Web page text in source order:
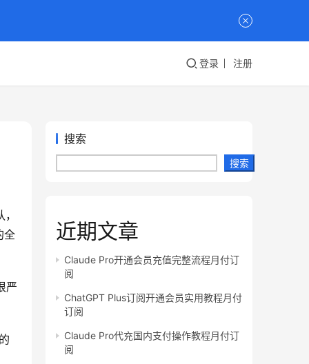
登录 注册
全
严
搜索
搜索
近期文章
Claude Pro开通会员充值完整流程月付订
阅
ChatGPT Plus订阅开通会员实用教程月付
订阅
Claude Pro代充国内支付操作教程月付订
阅